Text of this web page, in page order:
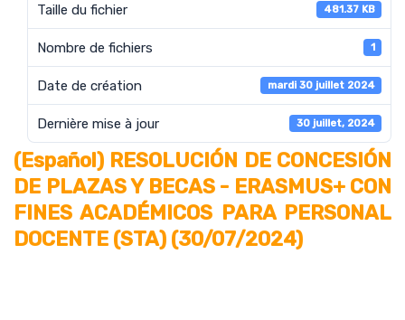
Taille du fichier 481.37 KB
Nombre de fichiers 1
Date de création mardi 30 juillet 2024
Dernière mise à jour 30 juillet, 2024
(Español) RESOLUCIÓN DE CONCESIÓN
DE PLAZAS Y BECAS - ERASMUS+ CON
FINES ACADÉMICOS PARA PERSONAL
DOCENTE (STA) (30/07/2024)